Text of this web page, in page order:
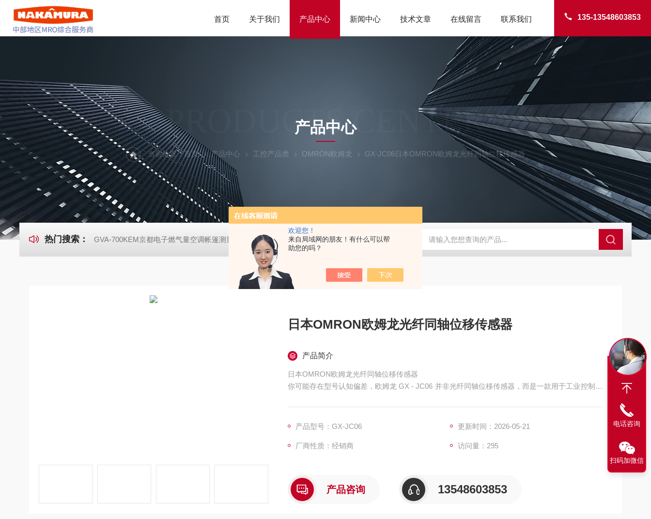
欢迎您！
来自局域网的朋友！有什么可以帮
助您的吗？
135-13548603853
首页 关于我们 产品中心 新闻中心 技术文章 在线留言 联系我们
PRODUCTS CENTER
产品中心
当前位置：首页 产品中心 工控产品类 OMRON欧姆龙 GX-JC06日本OMRON欧姆龙光纤同轴位移传感器
热门搜索： GVA-700KEM京都电子燃气量空调帐篷测量装置 MD-Win日本：KEM京都电子汞测量和控制软件 GVA-710KEM京都电子燃气量空调帐篷测量仪 E3Z-BOMRON放大器
日本OMRON欧姆龙光纤同轴位移传感器
产品简介
日本OMRON欧姆龙光纤同轴位移传感器
你可能存在型号认知偏差，欧姆龙 GX - JC06 并非光纤同轴位移传感器，而是一款用于工业控制的
产品型号：GX-JC06
更新时间：2026-05-21
厂商性质：经销商 访问量：295
产品咨询 13548603853
电话咨询
扫码加微信